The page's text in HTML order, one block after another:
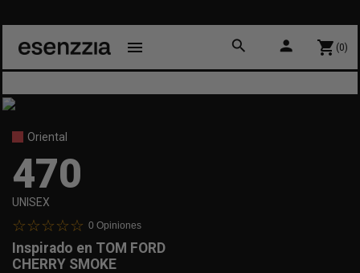
menu search person shopping_cart (0)
Oriental
470
UNISEX
0 Opiniones
Inspirado en TOM FORD
CHERRY SMOKE